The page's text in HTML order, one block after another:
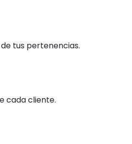
tus pertenencias.
cada cliente.